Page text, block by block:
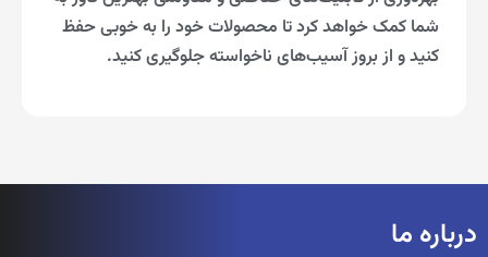
شما کمک خواهد کرد تا محصولات خود را به خوبی حفظ
کنید و از بروز آسیب‌های ناخواسته جلوگیری کنید.
درباره ما